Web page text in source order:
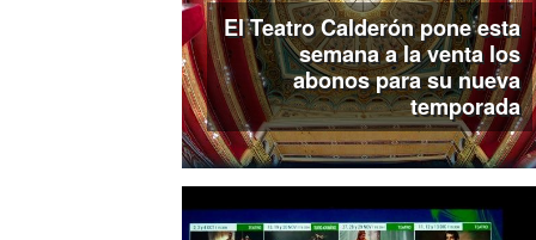
El Teatro Calderón pone esta
semana a la venta los
abonos para su nueva
temporada